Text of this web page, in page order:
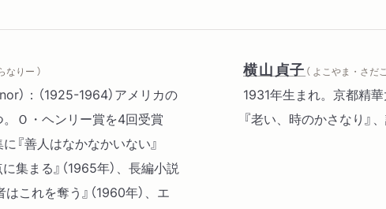
七面鳥
列車
なりー ）
）：（1925-1964）アメリカの
Ｏ・ヘンリー賞を4回受賞
『善人はなかなかいない』
集まる』（1965年）、長編小説
はこれを奪う』（1960年）、エ
横山貞子 （ よこやま・さだこ
1931年生まれ。京都精
『老い、時のかさなり』